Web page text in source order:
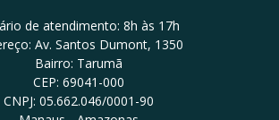
de atendimento: 8h às 17h
Av. Santos Dumont, 1350
Bairro: Tarumã
CEP: 69041-000
CNPJ: 05.662.046/0001-90